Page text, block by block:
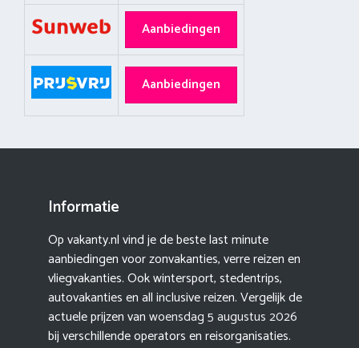
Aanbiedingen
Aanbiedingen
Informatie
Op vakanty.nl vind je de beste last minute
aanbiedingen voor zonvakanties, verre reizen en
vliegvakanties. Ook wintersport, stedentrips,
autovakanties en all inclusive reizen. Vergelijk de
actuele prijzen vanwoensdag 5 augustus 2026
bij verschillende operators en reisorganisaties.